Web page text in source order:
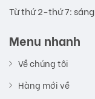
Từ thứ 2-thứ 7:
Menu nhanh
Về chúng tôi
Hàng mới về